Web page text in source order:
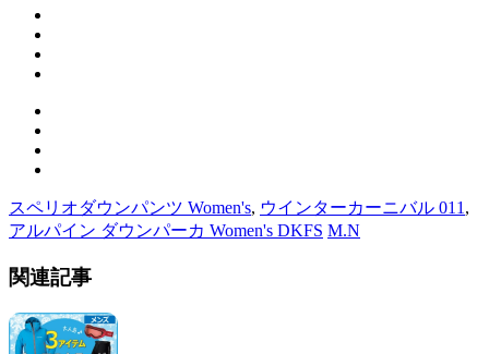
スペリオダウンパンツ Women's, ウインターカーニバル 011 ,
アルパイン ダウンパーカ Women's DKFS M.N
関連記事